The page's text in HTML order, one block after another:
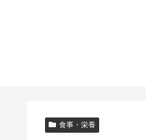
食事・栄養